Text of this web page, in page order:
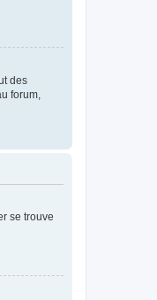
des
forum,
se trouve